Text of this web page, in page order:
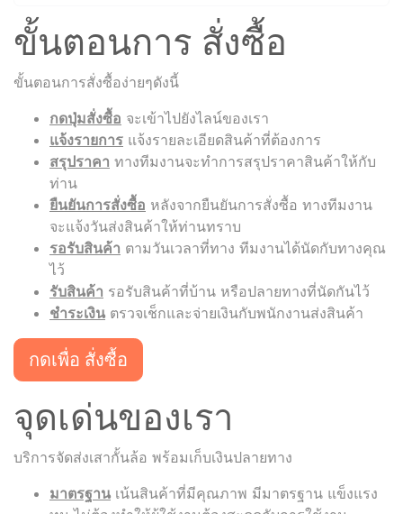
ขั้นตอนการ สั่งซื้อ
ขั้นตอนการสั่งซื้อง่ายๆดังนี้
กดปุ่มสั่งซื้อ จะเข้าไปยังไลน์ของเรา
แจ้งรายการ แจ้งรายละเอียดสินค้าที่ต้องการ
สรุปราคา ทางทีมงานจะทำการสรุปราคาสินค้าให้กับ
ท่าน
ยืนยันการสั่งซื้อ หลังจากยืนยันการสั่งซื้อ ทางทีมงาน
จะแจ้งวันส่งสินค้าให้ท่านทราบ
รอรับสินค้า ตามวันเวลาที่ทาง ทีมงานได้นัดกับทางคุณ
ไว้
รับสินค้า รอรับสินค้าที่บ้าน หรือปลายทางที่นัดกันไว้
ชำระเงิน ตรวจเช็กและจ่ายเงินกับพนักงานส่งสินค้า
กดเพื่อ สั่งซื้อ
จุดเด่นของเรา
บริการจัดส่งเสากั้นล้อ พร้อมเก็บเงินปลายทาง
มาตรฐาน เน้นสินค้าที่มีคุณภาพ มีมาตรฐาน แข็งแรง